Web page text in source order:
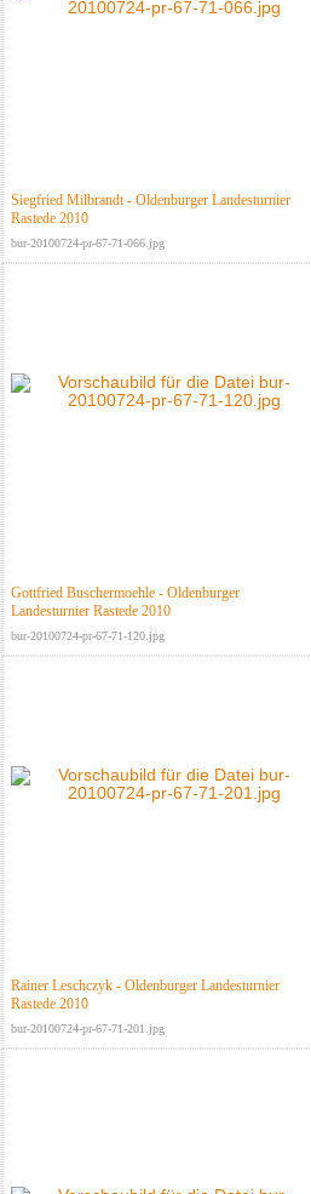
Siegfried Milbrandt - Oldenburger Landesturnier
Rastede 2010
bur-20100724-pr-67-71-066.jpg
Gottfried Buschermoehle - Oldenburger
Landesturnier Rastede 2010
bur-20100724-pr-67-71-120.jpg
Rainer Leschczyk - Oldenburger Landesturnier
Rastede 2010
bur-20100724-pr-67-71-201.jpg